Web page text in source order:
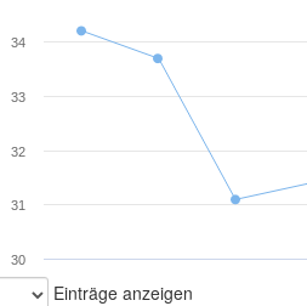
30
31
32
33
34
Einträge anzeigen